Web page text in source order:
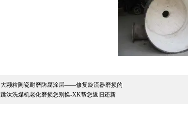
大颗粒陶瓷耐磨防腐涂层——修复旋流器磨损的
跳汰洗煤机老化磨损您别换-XK帮您返旧还新